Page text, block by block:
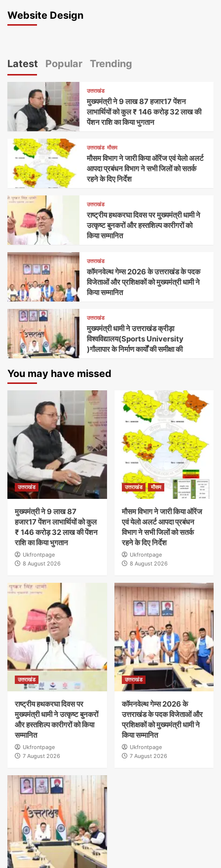
Website Design
Latest Popular Trending
उत्तराखंड
मुख्यमंत्री ने 9 लाख 87 हजार17 पेंशन
लाभार्थियों को कुल ₹ 146 करोड़ 32 लाख की
पेंशन राशि का किया भुगतान
उत्तराखंड मौसम
मौसम विभाग ने जारी किया ऑरेंज एवं येलो अलर्ट
आपदा प्रबंधन विभाग ने सभी जिलों को सतर्क
रहने के दिए निर्देश
उत्तराखंड
राष्ट्रीय हथकरघा दिवस पर मुख्यमंत्री धामी ने
उत्कृष्ट बुनकरों और हस्तशिल्प कारीगरों को
किया सम्मानित
उत्तराखंड
कॉमनवेल्थ गेम्स 2026 के उत्तराखंड के पदक
विजेताओं और प्रशिक्षकों को मुख्यमंत्री धामी ने
किया सम्मानित
उत्तराखंड
मुख्यमंत्री धामी ने उत्तराखंड क्रीड़ा
विश्वविद्यालय(Sports University
)गौलापार के निर्माण कार्यों की समीक्षा की
You may have missed
उत्तराखंड
मुख्यमंत्री ने 9 लाख 87
हजार17 पेंशन लाभार्थियों को कुल
₹ 146 करोड़ 32 लाख की पेंशन
राशि का किया भुगतान
Ukfrontpage
8 August 2026
उत्तराखंड मौसम
मौसम विभाग ने जारी किया ऑरेंज
एवं येलो अलर्ट आपदा प्रबंधन
विभाग ने सभी जिलों को सतर्क
रहने के दिए निर्देश
Ukfrontpage
8 August 2026
उत्तराखंड
राष्ट्रीय हथकरघा दिवस पर
मुख्यमंत्री धामी ने उत्कृष्ट बुनकरों
और हस्तशिल्प कारीगरों को किया
सम्मानित
Ukfrontpage
7 August 2026
उत्तराखंड
कॉमनवेल्थ गेम्स 2026 के
उत्तराखंड के पदक विजेताओं और
प्रशिक्षकों को मुख्यमंत्री धामी ने
किया सम्मानित
Ukfrontpage
7 August 2026